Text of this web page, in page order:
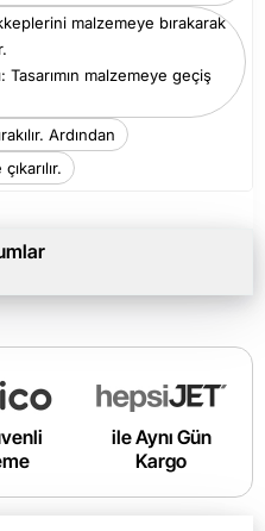
malzemeye bırakarak
Tasarımın malzemeye geçiş
Ardından
ile Aynı Gün
Kargo